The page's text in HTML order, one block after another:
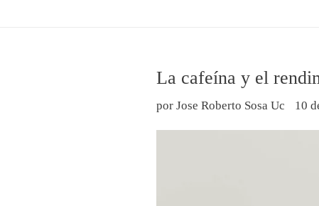
La cafeína y el
por Jose Roberto Sosa Uc 10